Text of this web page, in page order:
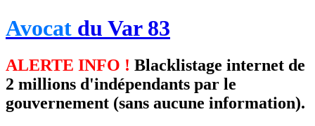
Avocat du Var 83
ALERTE INFO ! Blacklistage internet de
2 millions d'indépendants par le
gouvernement (sans aucune information).